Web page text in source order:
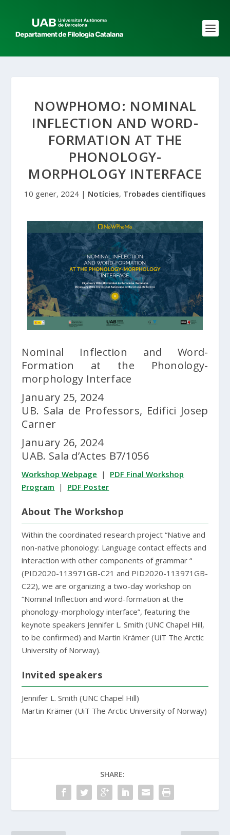
NOWPHOMO: NOMINAL
INFLECTION AND WORD-
FORMATION AT THE
PHONOLOGY-
MORPHOLOGY INTERFACE
10 gener, 2024 | Notícies, Trobades científiques
Nominal Inflection and Word-
Formation at the Phonology-
morphology Interface
January 25, 2024
UB. Sala de Professors, Edifici Josep
Carner
January 26, 2024
UAB. Sala d’Actes B7/1056
Workshop Webpage | PDF Final Workshop
Program | PDF Poster
About The Workshop
Within the coordinated research project “Native and
non-native phonology: Language contact effects and
interaction with other components of grammar “
(PID2020-113971GB-C21 and PID2020-113971GB-
C22), we are organizing a two-day workshop on
“Nominal Inflection and word-formation at the
phonology-morphology interface”, featuring the
keynote speakers Jennifer L. Smith (UNC Chapel Hill,
to be confirmed) and Martin Krämer (UiT The Arctic
University of Norway).
Invited speakers
Jennifer L. Smith (UNC Chapel Hill)
Martin Krämer (UiT The Arctic University of Norway)
SHARE: